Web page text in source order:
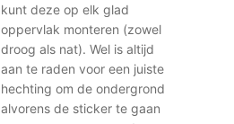
kunt deze op elk glad
oppervlak monteren (zowel
droog als nat). Wel is altijd
aan te raden voor een juiste
hechting om de ondergrond
alvorens de sticker te gaan